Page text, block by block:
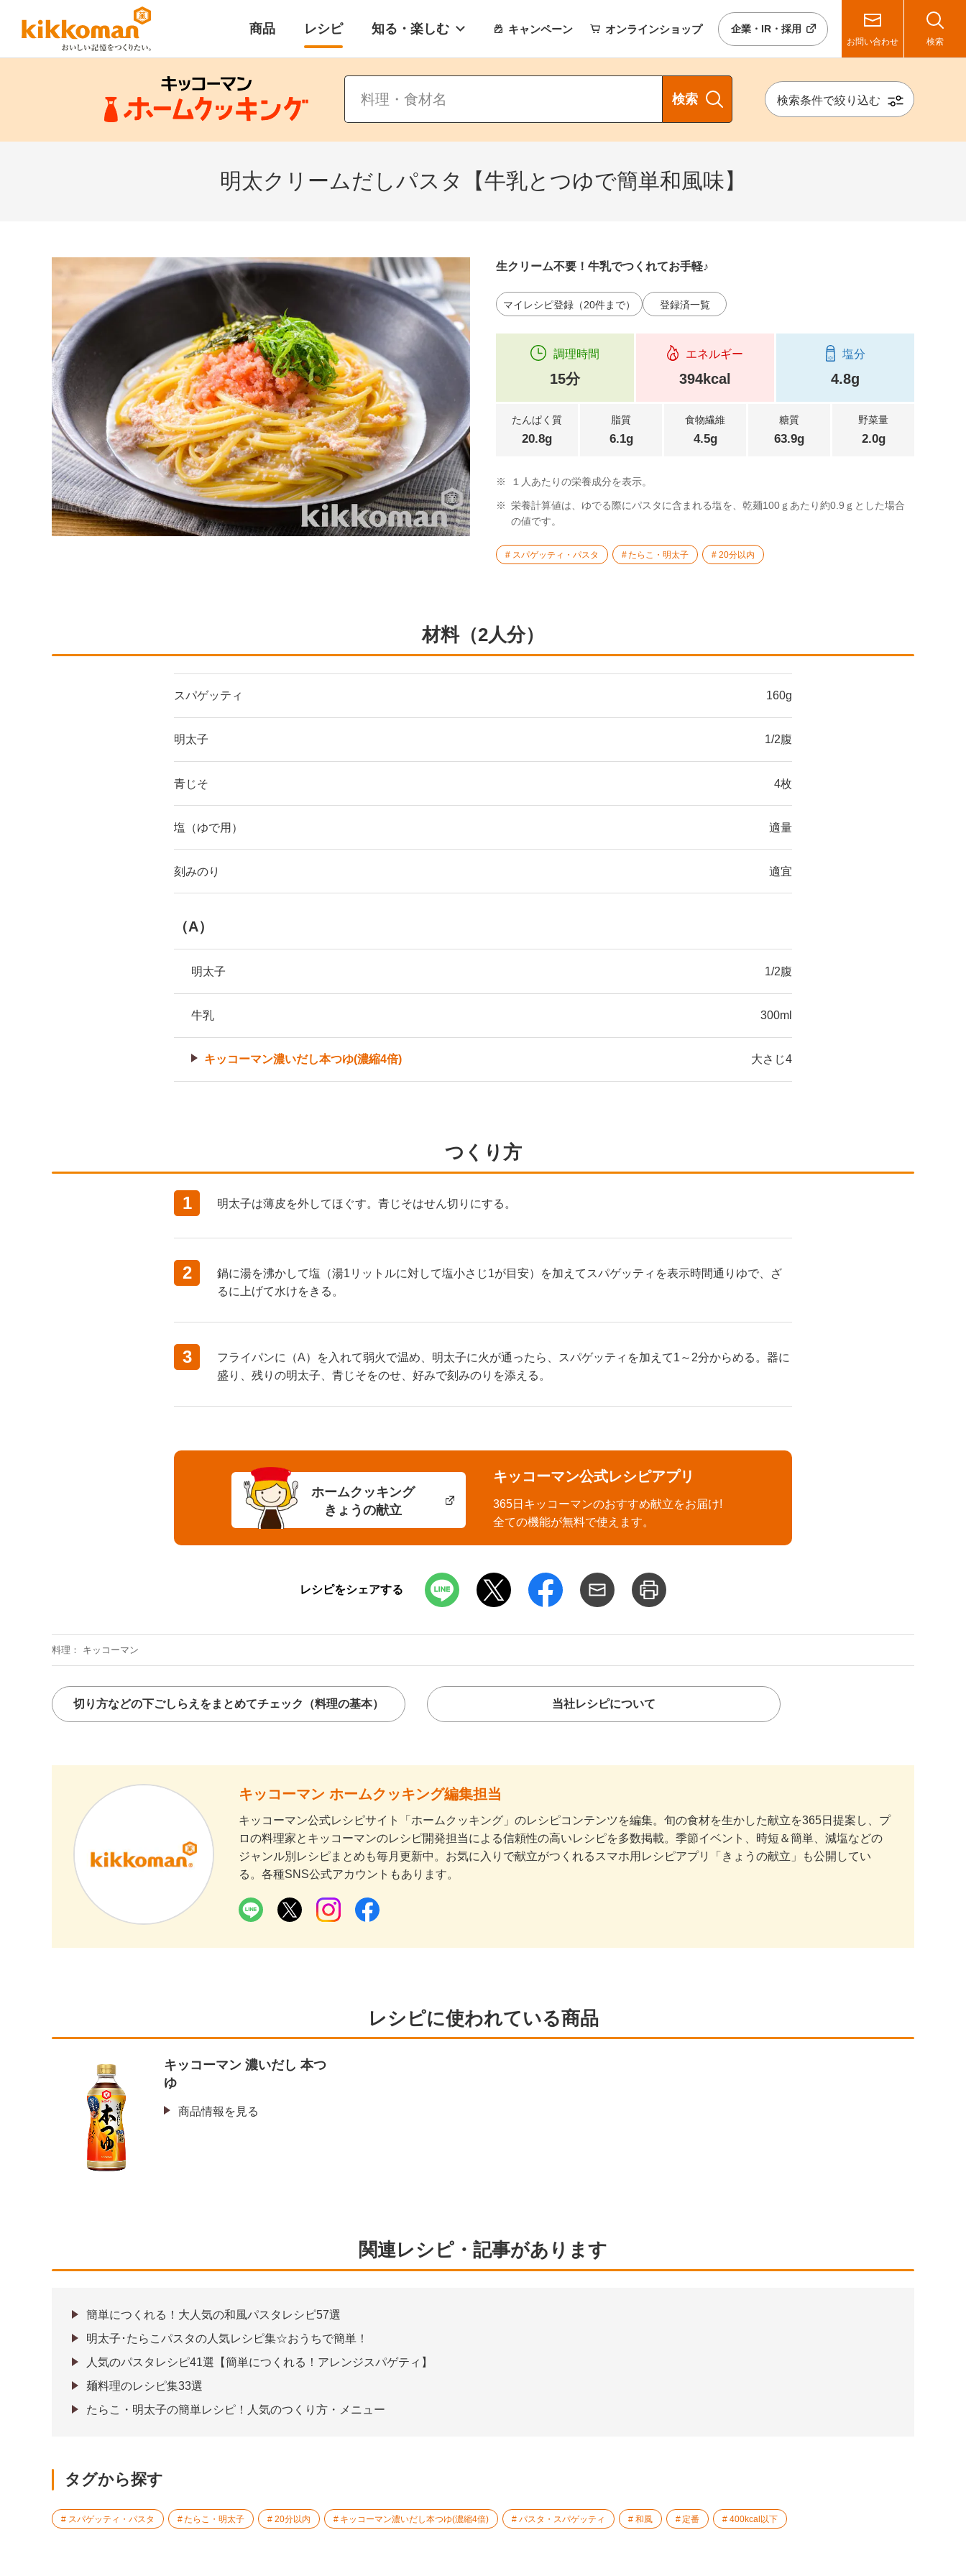
商品 レシピ 知る・楽しむ キャンペーン オンラインショップ 企業・IR・採用
お問い合わせ 検索
検索 検索条件で絞り込む
明太クリームだしパスタ【牛乳とつゆで簡単和風味】
生クリーム不要！牛乳でつくれてお手軽♪
マイレシピ登録（20件まで） 登録済一覧
調理時間
15分
エネルギー
394kcal
塩分
4.8g
たんぱく質
20.8g
脂質
6.1g
食物繊維
4.5g
糖質
63.9g
野菜量
2.0g
※ １人あたりの栄養成分を表示。
※ 栄養計算値は、ゆでる際にパスタに含まれる塩を、乾麺100ｇあたり約0.9ｇとした場合
の値です。
スパゲッティ・パスタ たらこ・明太子 20分以内
材料（2人分）
スパゲッティ 160g
明太子 1/2腹
青じそ 4枚
塩（ゆで用） 適量
刻みのり 適宜
（A）
明太子 1/2腹
牛乳 300ml
キッコーマン濃いだし本つゆ(濃縮4倍) 大さじ4
つくり方
1 明太子は薄皮を外してほぐす。青じそはせん切りにする。
2
鍋に湯を沸かして塩（湯1リットルに対して塩小さじ1が目安）を加えてスパゲッティを表示時間通りゆで、ざ
るに上げて水けをきる。
3
フライパンに（A）を入れて弱火で温め、明太子に火が通ったら、スパゲッティを加えて1～2分からめる。器に
盛り、残りの明太子、青じそをのせ、好みで刻みのりを添える。
ホームクッキング
きょうの献立
キッコーマン公式レシピアプリ
365日キッコーマンのおすすめ献立をお届け!
全ての機能が無料で使えます。
レシピをシェアする
料理 キッコーマン
切り方などの下ごしらえをまとめてチェック （料理の基本） 当社レシピについて
キッコーマン ホームクッキング編集担当
キッコーマン公式レシピサイト「ホームクッキング」のレシピコンテンツを編集。旬の食材を生かした献立を365日提案し、プ
ロの料理家とキッコーマンのレシピ開発担当による信頼性の高いレシピを多数掲載。季節イベント、時短＆簡単、減塩などの
ジャンル別レシピまとめも毎月更新中。お気に入りで献立がつくれるスマホ用レシピアプリ「きょうの献立」も公開してい
る。各種SNS公式アカウントもあります。
レシピに使われている商品
キッコーマン 濃いだし 本つ
ゆ
商品情報を見る
関連レシピ・記事があります
簡単につくれる！大人気の和風パスタレシピ57選
明太子･たらこパスタの人気レシピ集☆おうちで簡単！
人気のパスタレシピ41選【簡単につくれる！アレンジスパゲティ】
麺料理のレシピ集33選
たらこ・明太子の簡単レシピ！人気のつくり方・メニュー
タグから探す
スパゲッティ・パスタ たらこ・明太子 20分以内 キッコーマン濃いだし本つゆ(濃縮4倍) パスタ・スパゲッティ 和風 定番 400kcal以下